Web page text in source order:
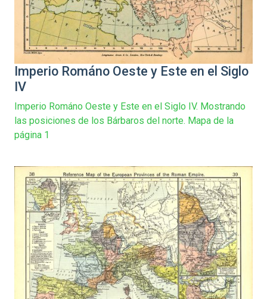
Imperio Románo Oeste y Este en el Siglo
IV
Imperio Románo Oeste y Este en el Siglo IV. Mostrando
las posiciones de los Bárbaros del norte. Mapa de la
página 1